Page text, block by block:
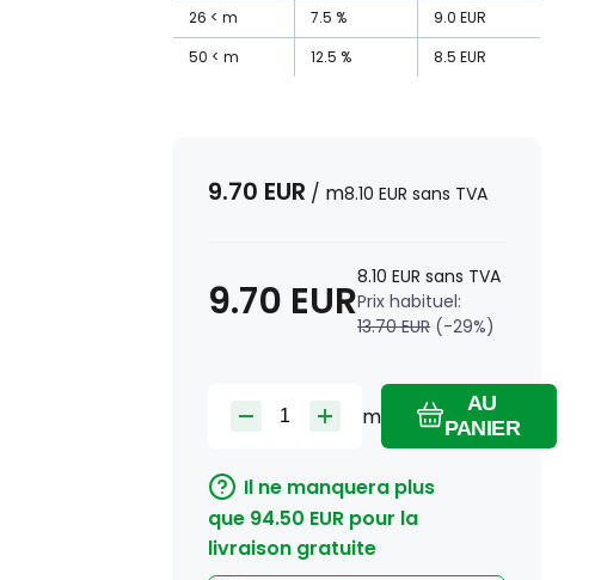
26
m 7.5 % 9.0 EUR
50
m 12.5 % 8.5 EUR
9.70 EUR / m8.10 EUR sans TVA
9.70 EUR8.10 EUR sans TVA
Prix habituel:
13.70 EUR (-29%)
m
AU
PANIER
Il ne manquera plus
que 94.50 EUR pour la
livraison gratuite